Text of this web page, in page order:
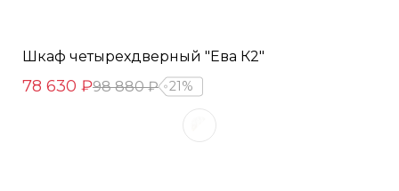
Шкаф четырехдверный "Ева К2"
78 630 ₽98 880 ₽ 21%